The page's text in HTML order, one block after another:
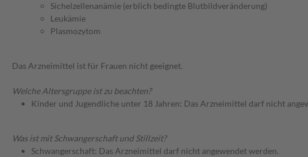
Sichelzellenanämie (erblich bedingte Blutbildveränderung)
Leukämie
Plasmozytom
Das Arzneimittel ist für Frauen nicht geeignet.
Welche Altersgruppe ist zu beachten?
Kinder und Jugendliche unter 18 Jahren: Das Arzneimittel darf nicht
Was ist mit Schwangerschaft und Stillzeit?
Schwangerschaft: Das Arzneimittel darf nicht angewendet werden.